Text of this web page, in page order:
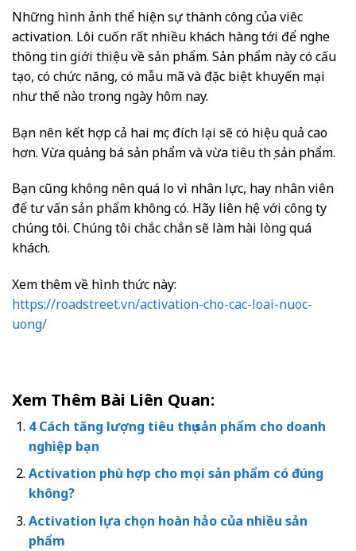
Những hình ảnh thể hiện sự thành công của viêc
activation. Lôi cuốn rất nhiều khách hàng tới để nghe
thông tin giới thiệu về sản phẩm. Sản phẩm này có cấu
tạo, có chức năng, có mẫu mã và đặc biệt khuyến mại
như thế nào trong ngày hôm nay.
Bạn nên kết hợp cả hai mục đích lại sẽ có hiệu quả cao
hơn. Vừa quảng bá sản phẩm và vừa tiêu thụ sản phẩm.
Bạn cũng không nên quá lo vì nhân lực, hay nhân viên
để tư vấn sản phẩm không có. Hãy liên hệ với công ty
chúng tôi. Chúng tôi chắc chắn sẽ làm hài lòng quá
khách.
Xem thêm về hình thức này:
https://roadstreet.vn/activation-cho-cac-loai-nuoc-
uong/
Xem Thêm Bài Liên Quan:
4 Cách tăng lượng tiêu thụ sản phẩm cho doanh
nghiệp bạn
Activation phù hợp cho mọi sản phẩm có đúng
không?
Activation lựa chọn hoàn hảo của nhiều sản
phẩm